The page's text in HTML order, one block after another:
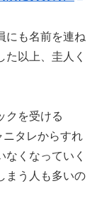
にも名前を連ね
以上、圭人く
クを受ける
タレからすれ
くなっていく
まう人も多いの